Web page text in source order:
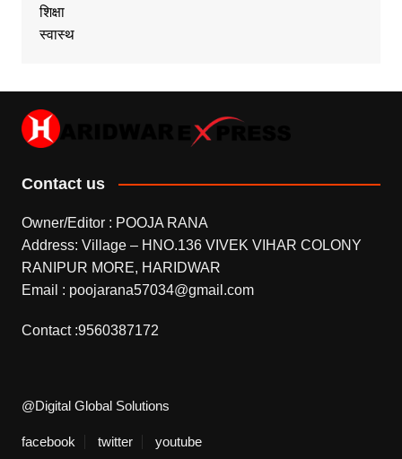
शिक्षा
स्वास्थ
Contact us
Owner/Editor : POOJA RANA
Address: Village – HNO.136 VIVEK VIHAR COLONY
RANIPUR MORE, HARIDWAR
Email : poojarana57034@gmail.com
Contact :9560387172
@Digital Global Solutions
facebook twitter youtube